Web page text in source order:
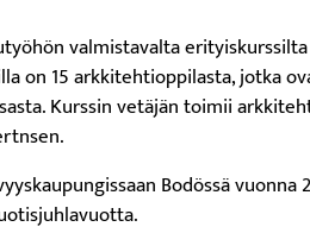
valmistavalta
on 15 arkkitehtioppilasta, jotka
Kurssin vetäjän toimii
Bodössä vuonna